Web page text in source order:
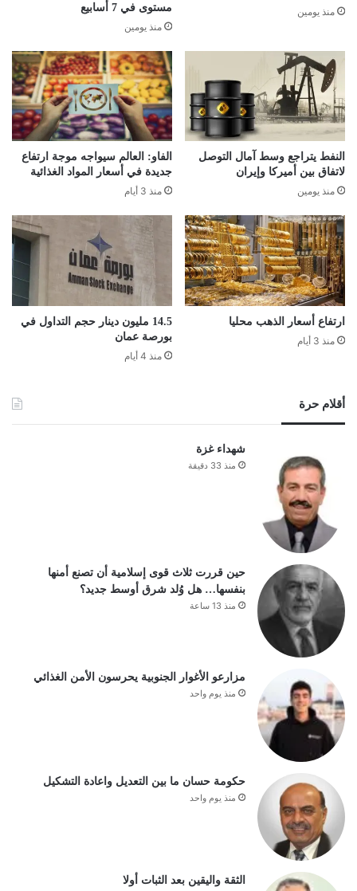
منذ يومين
مستوى في 7 أسابيع
منذ يومين
النفط يتراجع وسط آمال التوصل
لاتفاق بين أميركا وإيران
منذ يومين
الفاو: العالم سيواجه موجة ارتفاع
جديدة في أسعار المواد الغذائية
منذ 3 أيام
ارتفاع أسعار الذهب محليا
منذ 3 أيام
14.5 مليون دينار حجم التداول في
بورصة عمان
منذ 4 أيام
أقلام حرة
شهداء غزة
منذ 33 دقيقة
حين قررت ثلاث قوى إسلامية أن تصنع أمنها
بنفسها… هل وُلد شرق أوسط جديد؟
منذ 13 ساعة
مزارعو الأغوار الجنوبية يحرسون الأمن الغذائي
منذ يوم واحد
حكومة حسان ما بين التعديل واعادة التشكيل
منذ يوم واحد
الثقة واليقين بعد الثبات أولا